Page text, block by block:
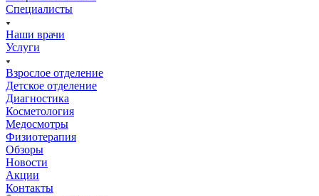
Специалисты
Наши врачи
Услуги
Взрослое отделение
Детское отделение
Диагностика
Косметология
Медосмотры
Физиотерапия
Обзоры
Новости
Акции
Контакты